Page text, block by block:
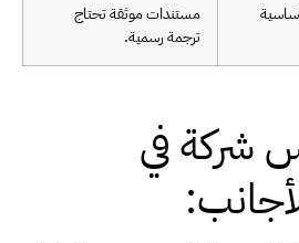
مستندات موثقة تحتاج
ترجمة رسمية.
شركة في